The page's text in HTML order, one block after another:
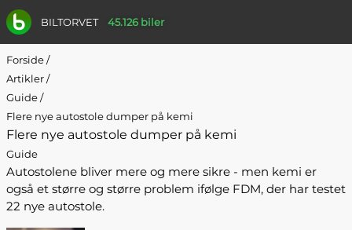
BILTORVET 45.126 biler
Forside/
Artikler/
Guide/
Flere nye autostole dumper på kemi
Flere nye autostole dumper på kemi
Guide
Autostolene bliver mere og mere sikre - men kemi er
også et større og større problem ifølge FDM, der har testet
22 nye autostole.